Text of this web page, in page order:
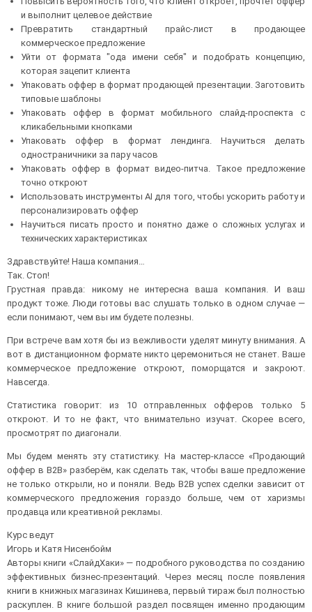
и выполнит целевое действие
Превратить стандартный прайс-лист в продающее
коммерческое предложение
Уйти от формата "ода имени себя" и подобрать концепцию,
которая зацепит клиента
Упаковать оффер в формат продающей презентации. Заготовить
типовые шаблоны
Упаковать оффер в формат мобильного слайд-проспекта с
кликабельными кнопками
Упаковать оффер в формат лендинга. Научиться делать
одностраничники за пару часов
Упаковать оффер в формат видео-питча. Такое предложение
точно откроют
Использовать инструменты AI для того, чтобы ускорить работу и
персонализировать оффер
Научиться писать просто и понятно даже о сложных услугах и
технических характеристиках
Здравствуйте! Наша компания…
Так. Стоп!
Грустная правда: никому не интересна ваша компания. И ваш
продукт тоже. Люди готовы вас слушать только в одном случае —
если понимают, чем вы им будете полезны.
При встрече вам хотя бы из вежливости уделят минуту внимания. А
вот в дистанционном формате никто церемониться не станет. Ваше
коммерческое предложение откроют, поморщатся и закроют.
Навсегда.
Статистика говорит: из 10 отправленных офферов только 5
откроют. И то не факт, что внимательно изучат. Скорее всего,
просмотрят по диагонали.
Мы будем менять эту статистику. На мастер-классе «Продающий
оффер в B2B» разберём, как сделать так, чтобы ваше предложение
не только открыли, но и поняли. Ведь B2B успех сделки зависит от
коммерческого предложения гораздо больше, чем от харизмы
продавца или креативной рекламы.
Курс ведут
Игорь и Катя Нисенбойм
Авторы книги «СлайдХаки» — подробного руководства по созданию
эффективных бизнес-презентаций. Через месяц после появления
книги в книжных магазинах Кишинева, первый тираж был полностью
раскуплен. В книге большой раздел посвящен именно продающим